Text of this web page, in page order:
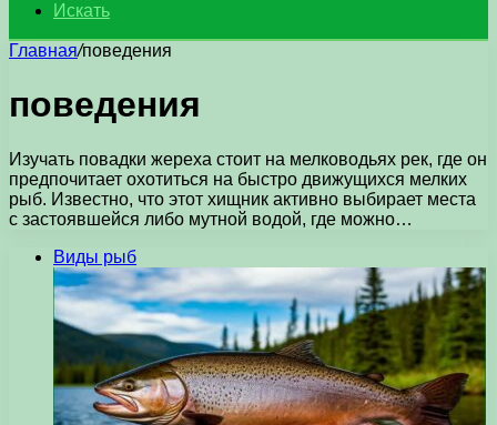
Искать
Главная/поведения
поведения
Изучать повадки жереха стоит на мелководьях рек, где он
предпочитает охотиться на быстро движущихся мелких
рыб. Известно, что этот хищник активно выбирает места
с застоявшейся либо мутной водой, где можно…
Виды рыб